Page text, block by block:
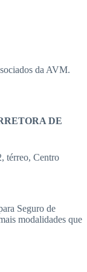
da AVM.
DE
térreo, Centro
Seguro de
modalidades que